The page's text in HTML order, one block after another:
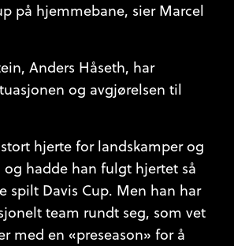
på hjemmebane, sier Marcel
Anders Håseth, har
og avgjørelsen til
hjerte for landskamper og
og hadde han fulgt hjertet så
spilt Davis Cup. Men han har
team rundt seg, som vet
med en «preseason» for å